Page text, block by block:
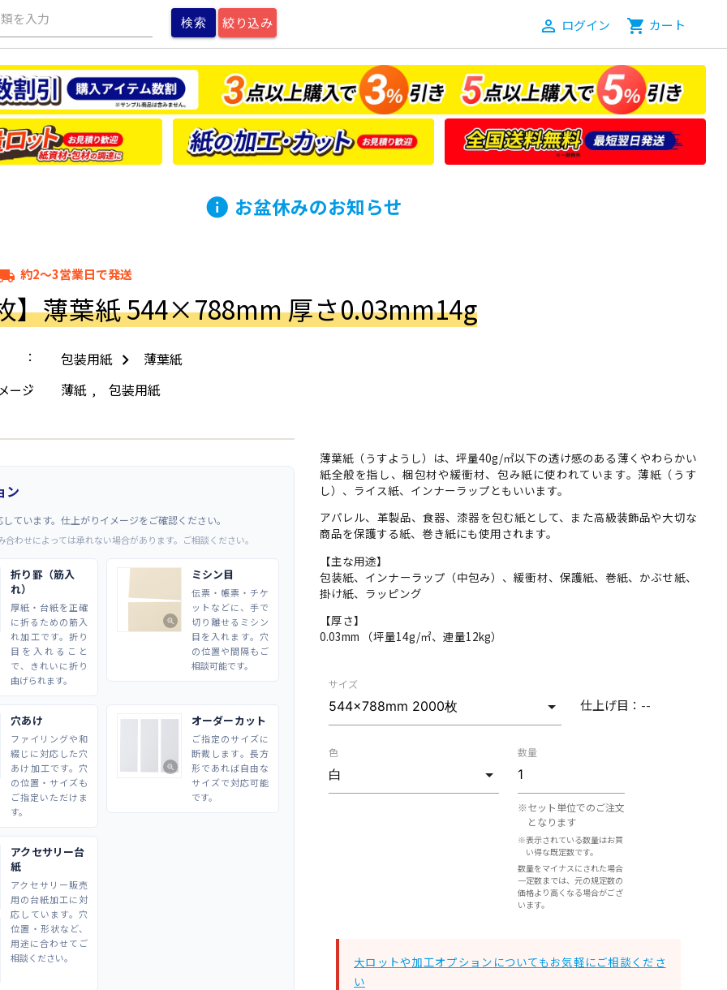
を入力 絞り込み person_outline ログイン shopping_cart カート
info お盆休みのお知らせ
約2～3営業日で発送
】薄葉紙 544×788mm 厚さ0.03mm14g
包装用紙 薄葉紙
ージ 薄紙, 包装用紙
ン
ています。仕上がりイメージをご確認ください。
わせによっては承れない場合があります。ご相談ください。
折り罫（筋入
れ）
厚紙・台紙を正確
に折るための筋入
れ加工です。折り
目を入れること
で、きれいに折り
曲げられます。
zoom_in
ミシン目
伝票・帳票・チケ
ットなどに、手で
切り離せるミシン
目を入れます。穴
の位置や間隔もご
相談可能です。
穴あけ
ファイリングや和
綴じに対応した穴
あけ加工です。穴
の位置・サイズも
ご指定いただけま
す。
zoom_in
オーダーカット
ご指定のサイズに
断裁します。長方
形であれば自由な
サイズで対応可能
です。
アクセサリー台
紙
アクセサリー販売
用の台紙加工に対
応しています。穴
位置・形状など、
用途に合わせてご
相談ください。
薄葉紙（うすようし）は、坪量40g/㎡以下の透け感のある薄くやわらかい
紙全般を指し、梱包材や緩衝材、包み紙に使われています。薄紙（うす
し）、ライス紙、インナーラップともいいます。
アパレル、革製品、食器、漆器を包む紙として、また高級装飾品や大切な
商品を保護する紙、巻き紙にも使用されます。
【主な用途】
包装紙、インナーラップ（中包み）、緩衝材、保護紙、巻紙、かぶせ紙、
掛け紙、ラッピング
【厚さ】
0.03mm （坪量14g/㎡、連量12kg）
サイズ
仕上げ目： --
色 数量
※セット単位でのご注文
となります
※表示されている数量はお買
い得な既定数です。
数量をマイナスにされた場合
一定数までは、元の規定数の
価格より高くなる場合がござ
います。
大ロットや加工オプションについてもお気軽にご相談くださ
い